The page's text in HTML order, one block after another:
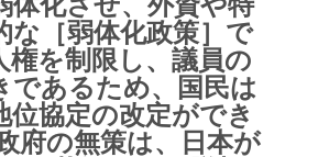
な［弱体化政策］で
を制限し、議員の
であるため、国民は
協定の改定ができ
府の無策は、日本が